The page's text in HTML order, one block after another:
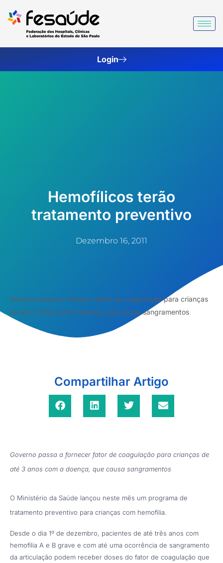
para
Login
Hemofílicos terão
tratamento preventivo
Dezembro 16, 2011
Governo passa a fornecer fator de coagulação para crianças
de até 3 anos com a doença, que causa sangramentos
Compartilhar Artigo
Governo passa a fornecer fator de coagulação para crianças de
até 3 anos com a doença, que causa sangramentos
O Ministério da Saúde lançou neste mês um programa de
tratamento preventivo para crianças com hemofilia.
Desde o dia 1º de dezembro, pacientes de até três anos com
hemofilia A e B grave e com até uma ocorrência de sangramento
da articulação podem receber doses do fator de coagulação que